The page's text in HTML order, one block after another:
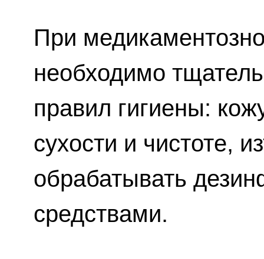
При
необходимо
правил гигиены:
сухости и чистоте,
обрабатывать
средствами.